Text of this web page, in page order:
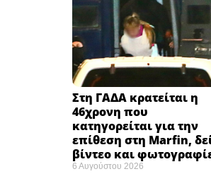
Στη ΓΑΔΑ κρατείται η
46χρονη που
κατηγορείται για την
επίθεση στη Marfin,
βίντεο και
6 Αυγούστου 2026